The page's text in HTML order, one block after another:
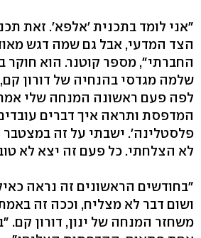
"אני לומד בתכנית 'אלפא'. זאת
הצד המדעי, אבל גם שמה דגש
החברתי", מספר קוטנר. הוא חוקר
שלמה מגדסי בהנחיה של דורון
לפה פעם ראשונה המנחה שלי
המדפסת ותראה איך דברים
לא הצלחתי. כל פעם זה יצא לא
"בחודשים הראשונים זה נראה
ושום דבר לא מצליח, וככה זה
משחזר המנחה של ינון, דורון קם.